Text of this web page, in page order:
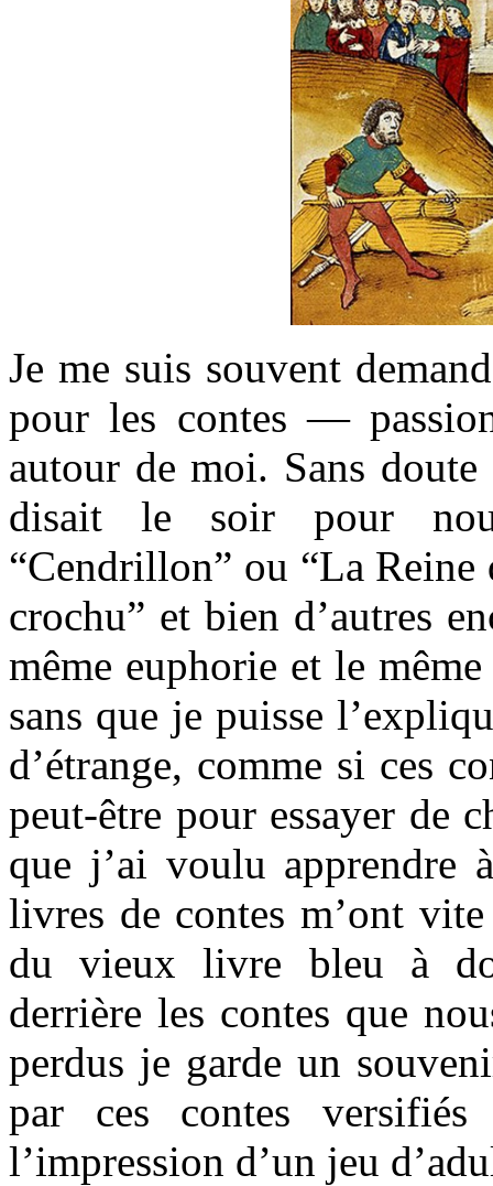
Je me suis souvent
pour les contes —
autour de moi. Sans
disait le soir pour
“Cendrillon” ou “La Reine
crochu” et bien d’autres
même euphorie et le
sans que je puisse
d’étrange, comme si ces
peut-être pour essayer de
que j’ai voulu apprendre
livres de contes m’ont
du vieux livre bleu à
derrière les contes que
perdus je garde un
par ces contes
l’impression d’un jeu